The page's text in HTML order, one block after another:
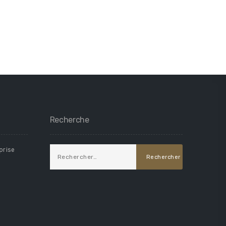
Recherche